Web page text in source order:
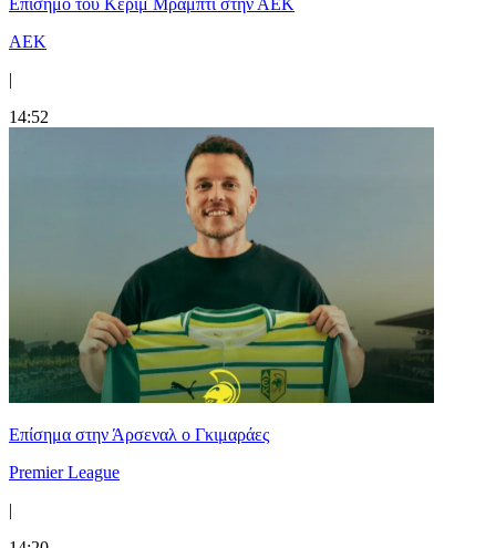
ΑΕΚ
|
14:52
Επίσημα στην Άρσεναλ ο Γκιμαράες
Premier League
|